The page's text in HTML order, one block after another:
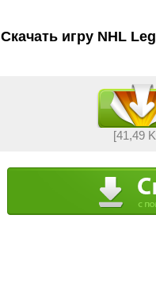
Скачать игру NHL
[41,49